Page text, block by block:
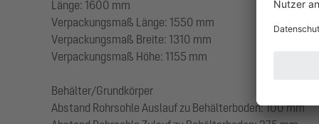
Länge: 1600 mm
Verpackungsmaß Länge: 1550 mm
Verpackungsmaß Breite: 1310 mm
Verpackungsmaß Höhe: 1155 mm
Behälter/Grundkörper
Abstand Rohrsohle Auslauf zu Behälterboden: 100 mm